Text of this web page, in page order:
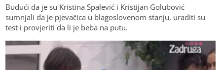
Budući da je su Kristina Spalević i Kristijan Golubović
sumnjali da je pjevačica u blagoslovenom stanju, uraditi su
test i provjeriti da li je beba na putu.